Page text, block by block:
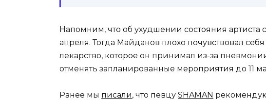
Напомним, что об ухудшении состояния артиста
апреля. Тогда Майданов плохо почувствовал
лекарство, которое он принимал из-за
отменять запланированные мероприятия до 11
Ранее мы писали, что певцу SHAMAN